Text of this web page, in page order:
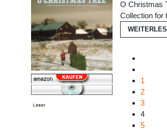
O Christmas
Collection for
1
2
3
4
5